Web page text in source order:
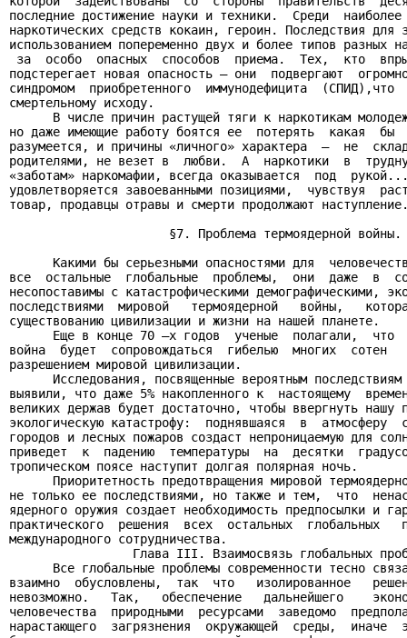
последние достижение науки и техники.  Среди
наркотических средств кокаин, героин. Последствия для
использованием попеременно двух и более типов разных
за  особо  опасных  способов  приема.  Тех,  кто
подстерегает новая опасность – они  подвергают
синдромом  приобретенного  иммунодефицита
смертельному исходу.
В числе причин растущей тяги к наркотикам
но даже имеющие работу боятся ее  потерять  какая
разумеется, и причины «личного» характера  –  не
родителями, не везет в  любви.  А  наркотики  в
«заботам» наркомафии, всегда оказывается  под
удовлетворяется завоеванными позициями,  чувствуя
товар, продавцы отравы и смерти продолжают
                      §7. Проблема термоядерной войны.
Какими бы серьезными опасностями для
все  остальные  глобальные  проблемы,  они  даже  в
несопоставимы с катастрофическими демографическими,
последствиями  мировой   термоядерной   войны,
существованию цивилизации и жизни на нашей планете.
Еще в конце 70 –х годов  ученые  полагали,  что
война  будет  сопровождаться  гибелью  многих  сотен
разрешением мировой цивилизации.
Исследования, посвященные вероятным
выявили, что даже 5% накопленного к  настоящему
великих держав будет достаточно, чтобы ввергнуть нашу
экологическую катастрофу:  поднявшаяся  в  атмосферу
городов и лесных пожаров создаст непроницаемую для
приведет  к  падению  температуры  на  десятки
тропическом поясе наступит долгая полярная ночь.
Приоритетность предотвращения мировой
не только ее последствиями, но также и тем,  что
ядерного оружия создает необходимость предпосылки и
практического  решения  всех  остальных  глобальных
международного сотрудничества.
Глава III. Взаимосвязь глобальных
Все глобальные проблемы современности тесно
взаимно  обусловлены,  так  что   изолированное
невозможно.   Так,   обеспечение   дальнейшего
человечества  природными  ресурсами  заведомо
нарастающего  загрязнения  окружающей  среды,  иначе